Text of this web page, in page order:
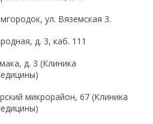
ул. Вяземская 3.
д. 3, каб. 111
д. 3 (Клиника
микрорайон, 67 (Клиника